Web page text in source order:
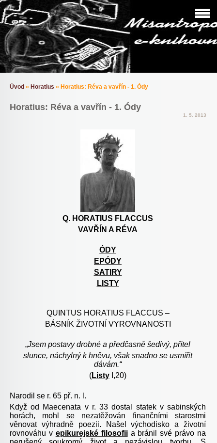
Úvod » Horatius » Horatius: Réva a vavřín - 1. Ódy
Horatius: Réva a vavřín - 1. Ódy
1. 5. 2013
Q. HORATIUS FLACCUS
VAVŘÍN A RÉVA
ÓDY
EPÓDY
SATIRY
LISTY
QUINTUS HORATIUS FLACCUS –
BÁSNÍK ŽIVOTNÍ VYROVNANOSTI
„Jsem postavy drobné a předčasně šedivý, přítel
slunce, náchylný k hněvu, však snadno se usmířit
dávám.“
(Listy I,20)
Narodil se r. 65 př. n. l.
Když od Maecenata v r. 33 dostal statek v sabinských
horách, mohl se nezatěžován finančními starostmi
věnovat výhradně poezii. Našel východisko a životní
rovnováhu v epikurejské filosofiia bránil své právo na